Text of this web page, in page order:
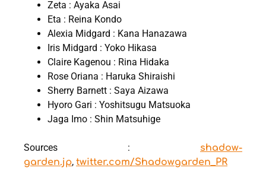
Zeta : Ayaka Asai
Eta : Reina Kondo
Alexia Midgard : Kana Hanazawa
Iris Midgard : Yoko Hikasa
Claire Kagenou : Rina Hidaka
Rose Oriana : Haruka Shiraishi
Sherry Barnett : Saya Aizawa
Hyoro Gari : Yoshitsugu Matsuoka
Jaga Imo : Shin Matsuhige
Sources : shadow-
garden.jp, twitter.com/Shadowgarden_PR